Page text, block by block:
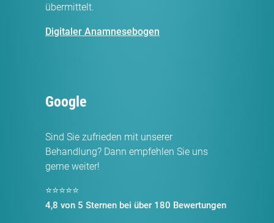
übermittelt.
Digitaler Anamnesebogen
Google
Sind Sie zufrieden mit unserer
Behandlung? Dann empfehlen Sie uns
gerne weiter!
⭐⭐⭐⭐⭐
4,8 von 5 Sternen bei über 180 Bewertungen